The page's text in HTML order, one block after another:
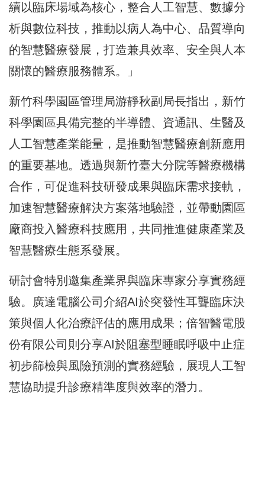
續以臨床場域為核心，整合人工智慧、數據分
析與數位科技，推動以病人為中心、品質導向
的智慧醫療發展，打造兼具效率、安全與人本
關懷的醫療服務體系。」
新竹科學園區管理局游靜秋副局長指出，新竹
科學園區具備完整的半導體、資通訊、生醫及
人工智慧產業能量，是推動智慧醫療創新應用
的重要基地。透過與新竹臺大分院等醫療機構
合作，可促進科技研發成果與臨床需求接軌，
加速智慧醫療解決方案落地驗證，並帶動園區
廠商投入醫療科技應用，共同推進健康產業及
智慧醫療生態系發展。
研討會特別邀集產業界與臨床專家分享實務經
驗。廣達電腦公司介紹AI於突發性耳聾臨床決
策與個人化治療評估的應用成果；倍智醫電股
份有限公司則分享AI於阻塞型睡眠呼吸中止症
初步篩檢與風險預測的實務經驗，展現人工智
慧協助提升診療精準度與效率的潛力。